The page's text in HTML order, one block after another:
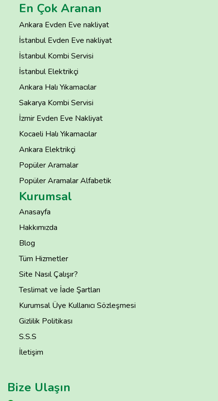
En Çok Aranan
Ankara Evden Eve nakliyat
İstanbul Evden Eve nakliyat
İstanbul Kombi Servisi
İstanbul Elektrikçi
Ankara Halı Yıkamacılar
Sakarya Kombi Servisi
İzmir Evden Eve Nakliyat
Kocaeli Halı Yıkamacılar
Ankara Elektrikçi
Popüler Aramalar
Popüler Aramalar Alfabetik
Kurumsal
Anasayfa
Hakkımızda
Blog
Tüm Hizmetler
Site Nasıl Çalışır?
Teslimat ve İade Şartları
Kurumsal Üye Kullanıcı Sözleşmesi
Gizlilik Politikası
S.S.S
İletişim
Bize Ulaşın